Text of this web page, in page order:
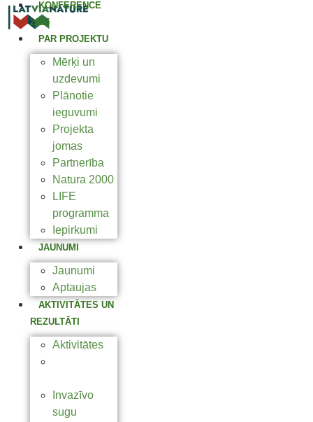
KONFERENCE
2025
PAR PROJEKTU
Mērķi un
uzdevumi
Plānotie
ieguvumi
Projekta
jomas
Partnerība
Natura 2000
LIFE
programma
Iepirkumi
JAUNUMI
Jaunumi
Aptaujas
AKTIVITĀTES UN
REZULTĀTI
Aktivitātes
Invazīvo
sugu